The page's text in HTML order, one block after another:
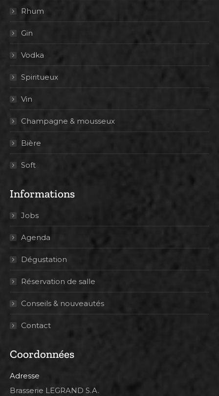
Rhum
Gin
Vodka
Spiritueux
Vin
Champagne & mousseux
Bière
Soft
Informations
Jobs
Agenda
Dégustation
Réservation de salle
Conseils & nouveautés
Contact
Coordonnées
Adresse
Brasserie LEGRAND S.A.